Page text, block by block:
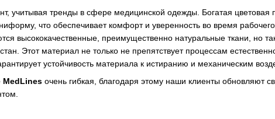
учитывая тренды в сфере медицинской одежды. Богатая цветовая
что обеспечивает комфорт и уверенность во время рабочего
высококачественные, преимущественно натуральные ткани, но
Этот материал не только не препятствует процессам
устойчивость материала к истиранию и механическим
MedLines очень гибкая, благодаря этому наши клиенты обновляют